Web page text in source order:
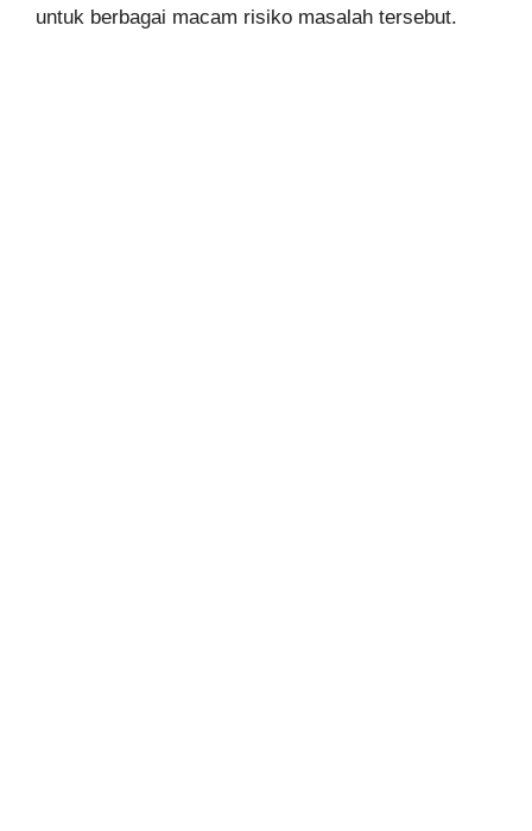
untuk berbagai macam risiko masalah tersebut.